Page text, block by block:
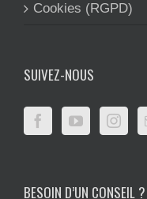
Cookies (RGPD)
SUIVEZ-NOUS
BESOIN D’UN CONSEIL ?